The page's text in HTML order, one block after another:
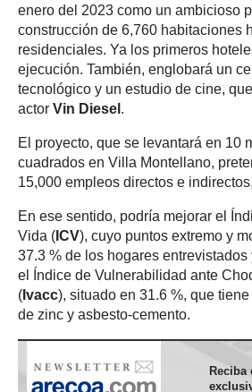
enero del 2023 como un ambicioso
construcción de 6,760 habitaciones
residenciales. Ya los primeros
ejecución. También, englobará un
tecnológico y un estudio de cine,
actor Vin Diesel .
El proyecto, que se levantará en 10
cuadrados en Villa Montellano,
15,000 empleos directos e
En ese sentido, podría mejorar el
Vida ( ICV), cuyo puntos extremo y
37.3 % de los hogares entrevistados
el Índice de Vulnerabilidad ante
( Ivacc), situado en 31.6 %, que
de zinc y asbesto-cemento.
Reciba